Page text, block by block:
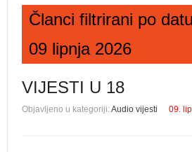
Članci filtrirani po
09 lipnja 2026
VIJESTI U 18
Objavljeno u kategoriji:Audio vijesti 09.
Zaboravili ste lozinku?